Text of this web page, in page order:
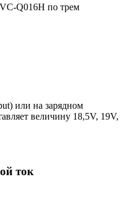
Q016H по трем
или на зарядном
величину 18,5V, 19V,
ток